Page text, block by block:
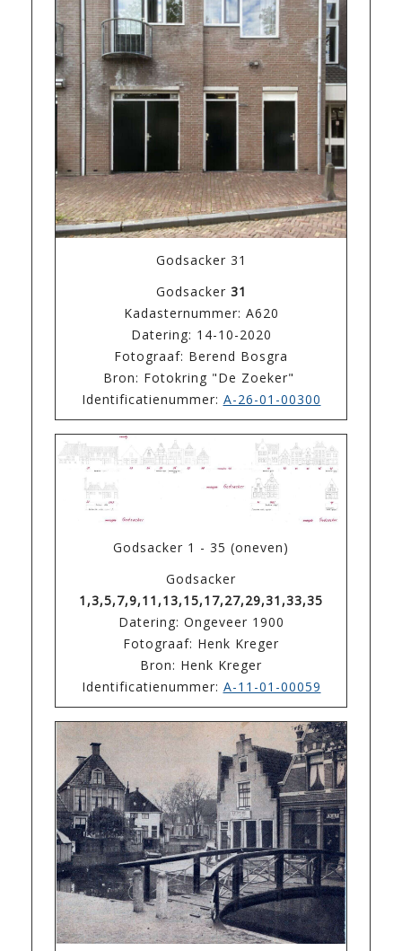
Godsacker 31
Godsacker 31
Kadasternummer: A620
Datering: 14-10-2020
Fotograaf: Berend Bosgra
Bron: Fotokring "De Zoeker"
Identificatienummer: A-26-01-00300
Godsacker 1 - 35 (oneven)
Godsacker
1,3,5,7,9,11,13,15,17,27,29,31,33,35
Datering: Ongeveer 1900
Fotograaf: Henk Kreger
Bron: Henk Kreger
Identificatienummer: A-11-01-00059